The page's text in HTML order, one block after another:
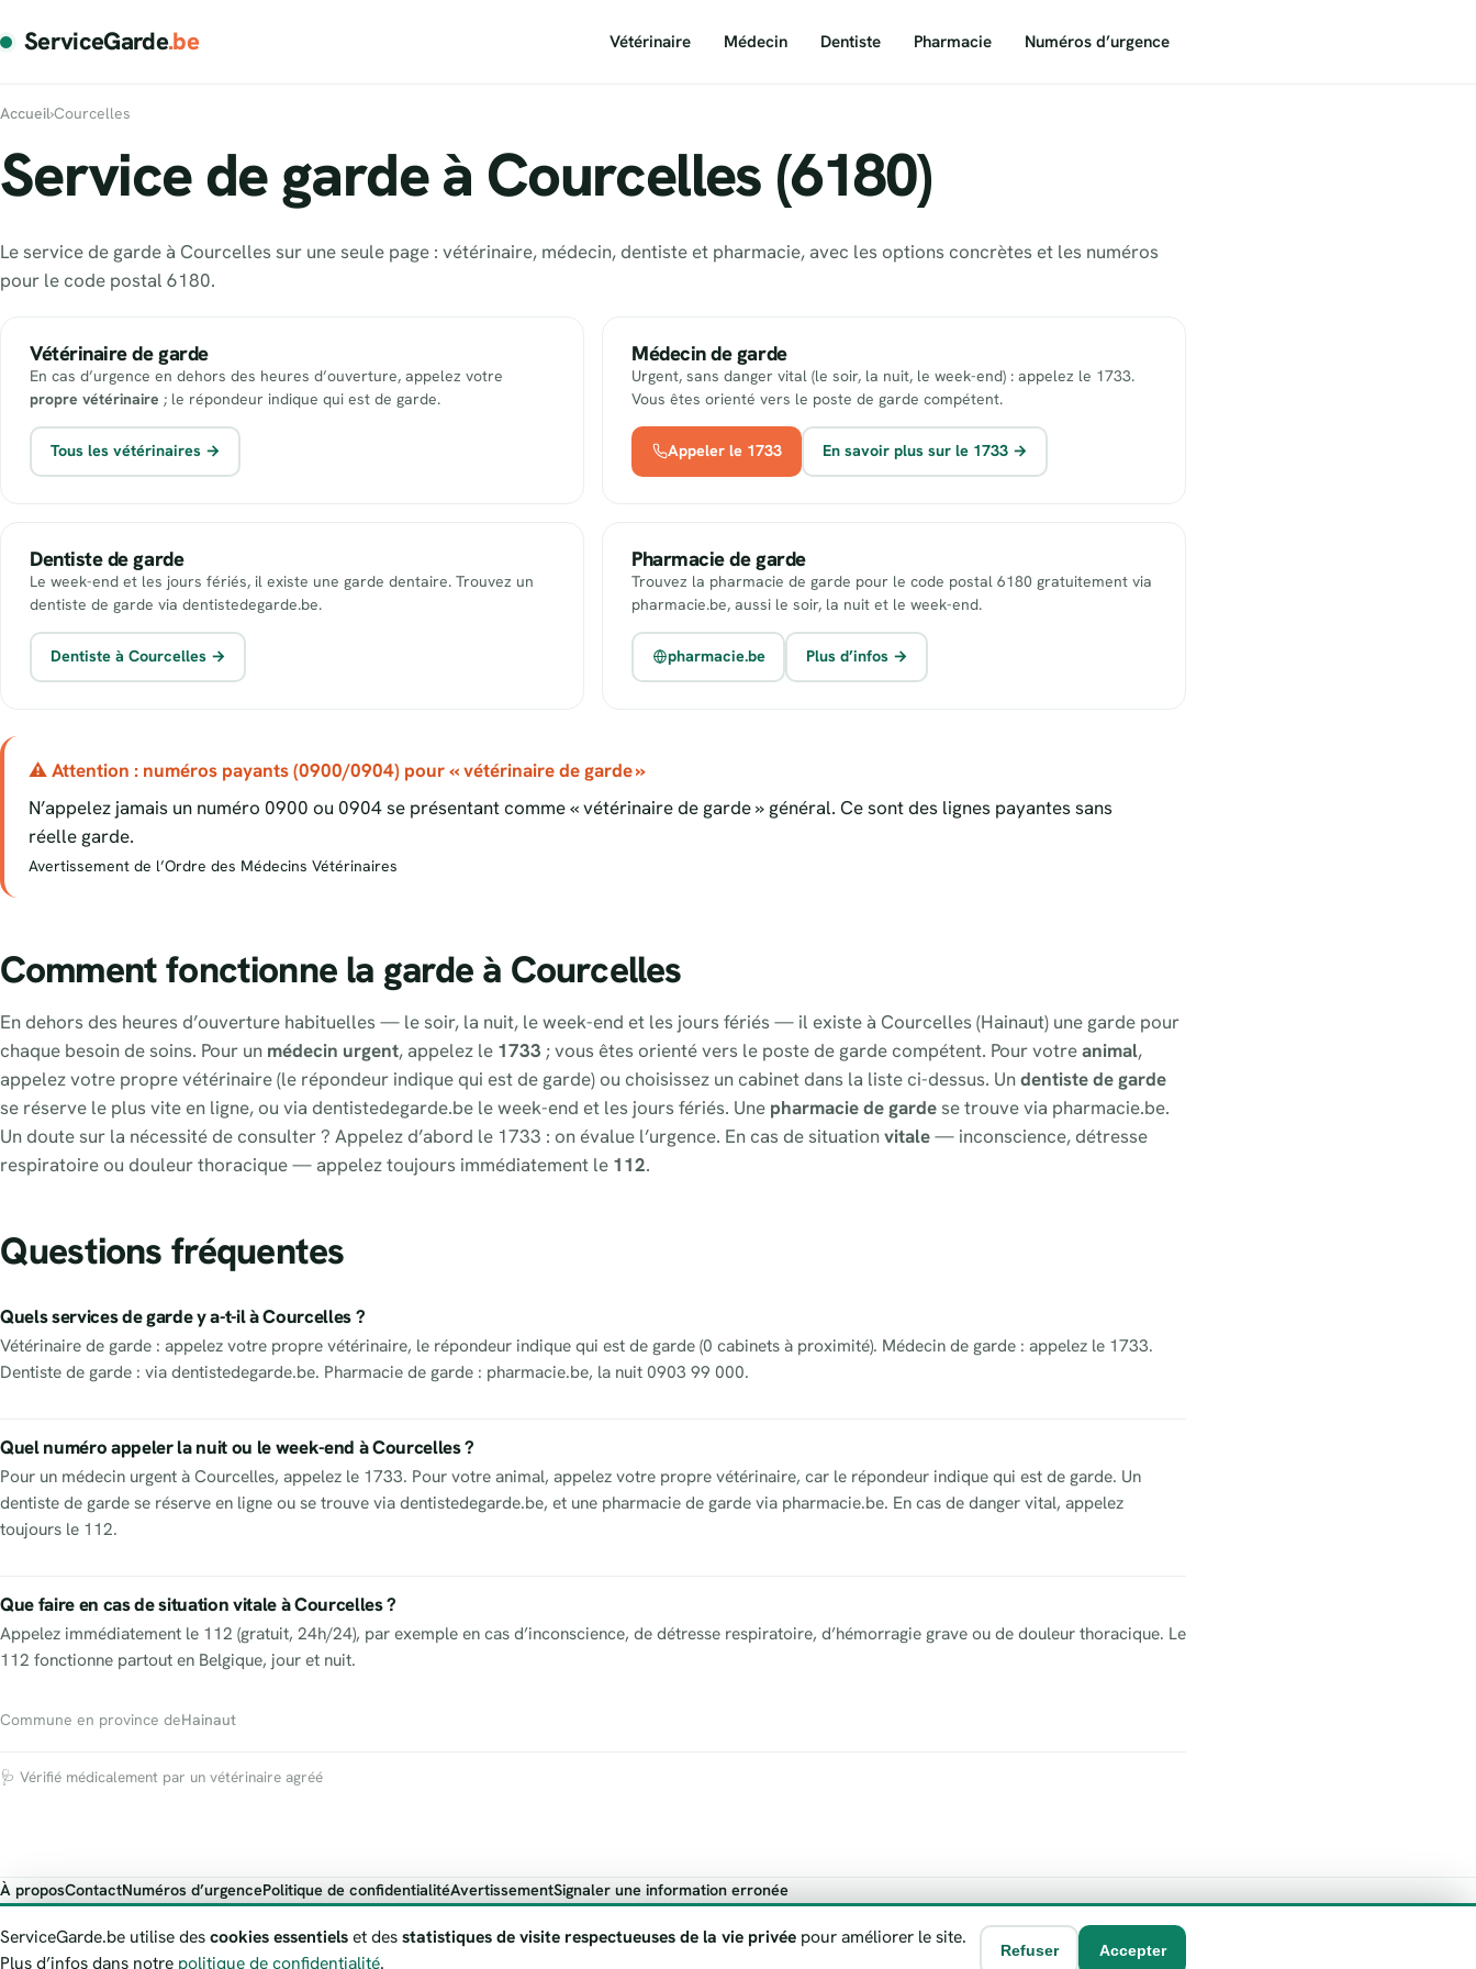
ServiceGarde.be Vétérinaire Médecin Dentiste Pharmacie Numéros d’urgence
Accueil›Courcelles
Service de garde à Courcelles (6180)
Le service de garde à Courcelles sur une seule page : vétérinaire, médecin, dentiste et pharmacie, avec les options concrètes et les numéros
pour le code postal 6180.
Vétérinaire de garde
En cas d’urgence en dehors des heures d’ouverture, appelez votre
propre vétérinaire ; le répondeur indique qui est de garde.
Tous les vétérinaires →
Médecin de garde
Urgent, sans danger vital (le soir, la nuit, le week-end) : appelez le 1733.
Vous êtes orienté vers le poste de garde compétent.
Appeler le 1733 En savoir plus sur le 1733 →
Dentiste de garde
Le week-end et les jours fériés, il existe une garde dentaire. Trouvez un
dentiste de garde via dentistedegarde.be.
Dentiste à Courcelles →
Pharmacie de garde
Trouvez la pharmacie de garde pour le code postal 6180 gratuitement via
pharmacie.be, aussi le soir, la nuit et le week-end.
pharmacie.be Plus d’infos →
⚠ Attention : numéros payants (0900/0904) pour « vétérinaire de garde »
N’appelez jamais un numéro 0900 ou 0904 se présentant comme « vétérinaire de garde » général. Ce sont des lignes payantes sans
réelle garde.
Avertissement de l’Ordre des Médecins Vétérinaires
Comment fonctionne la garde à Courcelles
En dehors des heures d’ouverture habituelles — le soir, la nuit, le week-end et les jours fériés — il existe à Courcelles (Hainaut) une garde pour
chaque besoin de soins. Pour un médecin urgent, appelez le 1733 ; vous êtes orienté vers le poste de garde compétent. Pour votreanimal,
appelez votre propre vétérinaire (le répondeur indique qui est de garde) ou choisissez un cabinet dans la liste ci-dessus. Undentiste de garde
se réserve le plus vite en ligne, ou via dentistedegarde.be le week-end et les jours fériés. Une pharmacie de gardese trouve via pharmacie.be.
Un doute sur la nécessité de consulter ? Appelez d’abord le 1733 : on évalue l’urgence. En cas de situationvitale— inconscience, détresse
respiratoire ou douleur thoracique — appelez toujours immédiatement le 112.
Questions fréquentes
Quels services de garde y a-t-il à Courcelles ?
Vétérinaire de garde : appelez votre propre vétérinaire, le répondeur indique qui est de garde (0 cabinets à proximité). Médecin de garde : appelez le 1733.
Dentiste de garde : via dentistedegarde.be. Pharmacie de garde : pharmacie.be, la nuit 0903 99 000.
Quel numéro appeler la nuit ou le week-end à Courcelles ?
Pour un médecin urgent à Courcelles, appelez le 1733. Pour votre animal, appelez votre propre vétérinaire, car le répondeur indique qui est de garde. Un
dentiste de garde se réserve en ligne ou se trouve via dentistedegarde.be, et une pharmacie de garde via pharmacie.be. En cas de danger vital, appelez
toujours le 112.
Que faire en cas de situation vitale à Courcelles ?
Appelez immédiatement le 112 (gratuit, 24h/24), par exemple en cas d’inconscience, de détresse respiratoire, d’hémorragie grave ou de douleur thoracique. Le
112 fonctionne partout en Belgique, jour et nuit.
Commune en province deHainaut
🩺 Vérifié médicalement par un vétérinaire agréé
À proposContactNuméros d’urgencePolitique de confidentialitéAvertissementSignaler une information erronée
ServiceGarde.be présente des informations publiques de garde à titre indicatif. En cas de danger vital, appelez toujours le 112.
ServiceGarde.be utilise descookies essentielset desstatistiques de visite respectueuses de la vie privée pour améliorer le site.
Plus d’infos dans notre politique de confidentialité.
Refuser Accepter